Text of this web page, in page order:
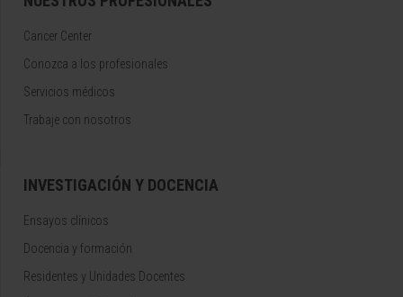
Cancer Center
Conozca a los profesionales
Servicios médicos
Trabaje con nosotros
INVESTIGACIÓN Y DOCENCIA
Ensayos clínicos
Docencia y formación
Residentes y Unidades Docentes